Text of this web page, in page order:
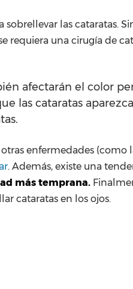
las cataratas.
requiera una cirugía de
afectarán el color
las cataratas
enfermedades (como
. Además, existe una
más temprana.
cataratas en los ojos.